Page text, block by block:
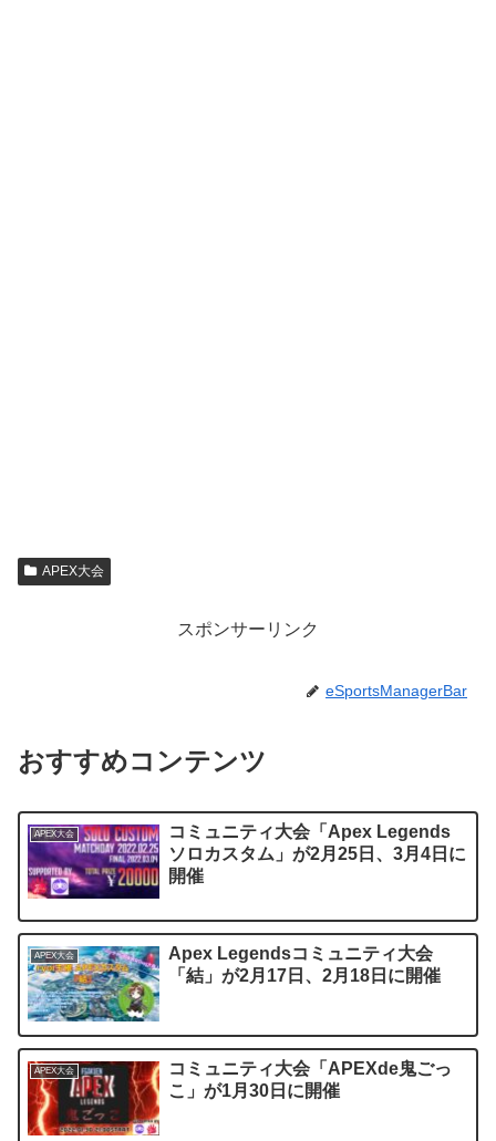
APEX大会
スポンサーリンク
eSportsManagerBar
おすすめコンテンツ
APEX大会
コミュニティ大会「Apex Legends
ソロカスタム」が2月25日、3月4日に
開催
APEX大会
Apex Legendsコミュニティ大会
「結」が2月17日、2月18日に開催
APEX大会
コミュニティ大会「APEXde鬼ごっ
こ」が1月30日に開催